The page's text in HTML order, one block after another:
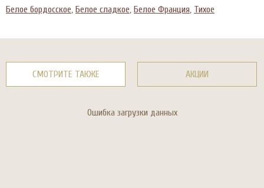
Белое бордосское, Белое сладкое, Белое Франция, Тихое
СМОТРИТЕ ТАКЖЕ АКЦИИ
Ошибка загрузки данных